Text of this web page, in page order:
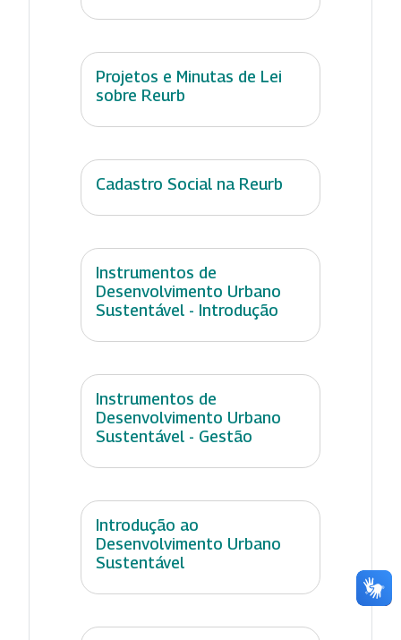
Projetos e Minutas de Lei
sobre Reurb
Cadastro Social na Reurb
Instrumentos de
Desenvolvimento Urbano
Sustentável - Introdução
Instrumentos de
Desenvolvimento Urbano
Sustentável - Gestão
Introdução ao
Desenvolvimento Urbano
Sustentável